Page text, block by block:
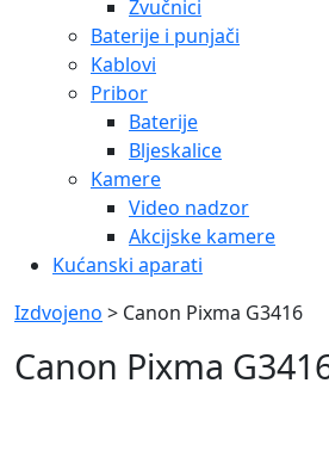
Zvučnici
Baterije i punjači
Kablovi
Pribor
Baterije
Bljeskalice
Kamere
Video nadzor
Akcijske kamere
Kućanski aparati
Izdvojeno > Canon Pixma G3416
Canon Pixma